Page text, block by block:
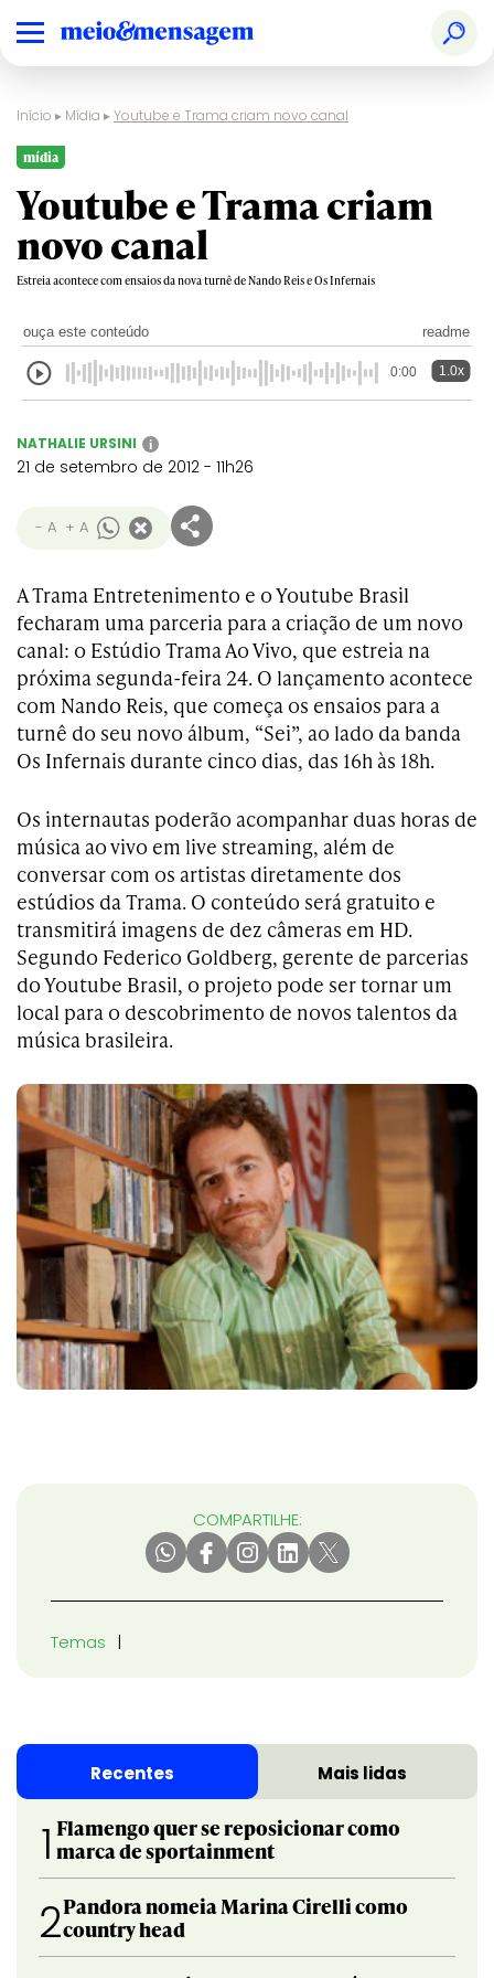
Início ▸ Mídia ▸Youtube e Trama criam novo canal
mídia
Youtube e Trama criam
novo canal
Estreia acontece com ensaios da nova turnê de Nando Reis e Os Infernais
ouça este conteúdo readme
0:00 1.0x
NATHALIE URSINI i
21 de setembro de 2012 - 11h26
- A + A
A Trama Entretenimento e o Youtube Brasil
fecharam uma parceria para a criação de um novo
canal: o Estúdio Trama Ao Vivo, que estreia na
próxima segunda-feira 24. O lançamento acontece
com Nando Reis, que começa os ensaios para a
turnê do seu novo álbum, “Sei”, ao lado da banda
Os Infernais durante cinco dias, das 16h às 18h.
Os internautas poderão acompanhar duas horas de
música ao vivo em live streaming, além de
conversar com os artistas diretamente dos
estúdios da Trama. O conteúdo será gratuito e
transmitirá imagens de dez câmeras em HD.
Segundo Federico Goldberg, gerente de parcerias
do Youtube Brasil, o projeto pode ser tornar um
local para o descobrimento de novos talentos da
música brasileira.
COMPARTILHE:
Temas
Recentes Mais lidas
1 Flamengo quer se reposicionar como
marca de sportainment
2Pandora nomeia Marina Cirelli como
country head